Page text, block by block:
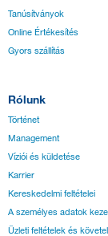
Tanúsítványok
Online Értékesítés
Gyors szállítás
Rólunk
Történet
Management
Víziói és küldetése
Karrier
Kereskedelmi feltételei
A személyes adatok
Üzleti feltételek és